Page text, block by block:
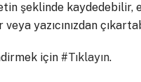
şeklinde kaydedebilir,
yazıcınızdan
için #Tıklayın.